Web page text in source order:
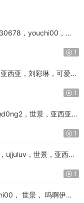
，youchi00，
清伊，瑞实，胜雅，芭
，阿英智秀，雷颖，
1
西亚，刘彩琳，可爱
，秋天，秋季，胜雅，
，闵佳宥，阿丽莎，
1
，世景，亚西亚，
基呀，沈清伊，玫瑰
，阿丽莎，阿允，阿
1
ujjuluv，世景，亚西
珠雅女士，果汁世妍，
，阿丽莎，阿允，雷
1
， 世景， 呜啊伊